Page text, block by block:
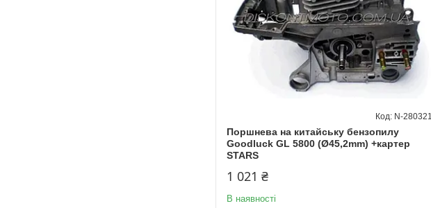
Поршнева на китайську бензопилу
Goodluck GL 5800 (Ø45,2mm) +картер
STARS
N-280321
1 021 ₴
В наявності